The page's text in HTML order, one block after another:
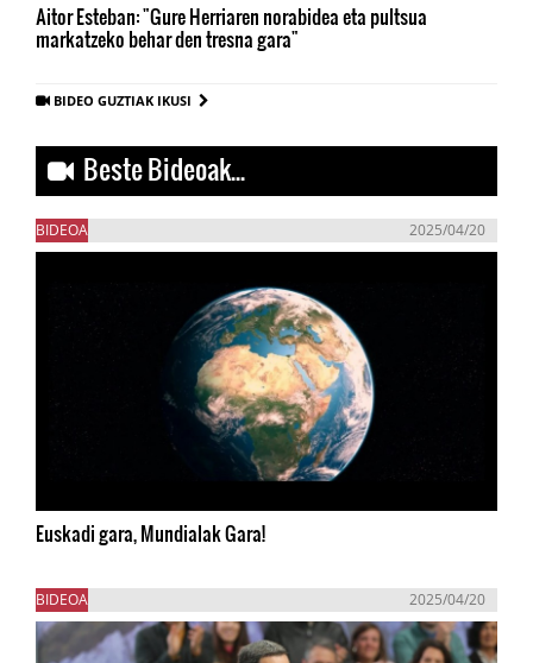
Aitor Esteban: "Gure Herriaren norabidea eta pultsua
markatzeko behar den tresna gara"
BIDEO GUZTIAK IKUSI
Beste Bideoak...
BIDEOA 2025/04/20
Euskadi gara, Mundialak Gara!
BIDEOA 2025/04/20